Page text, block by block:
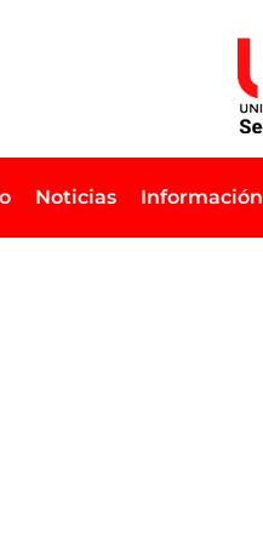
Noticias Información